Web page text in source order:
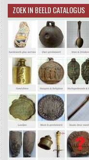
ZOEK IN BEELD CATALOGUS